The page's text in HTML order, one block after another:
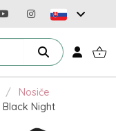
Nosiče
Black Night